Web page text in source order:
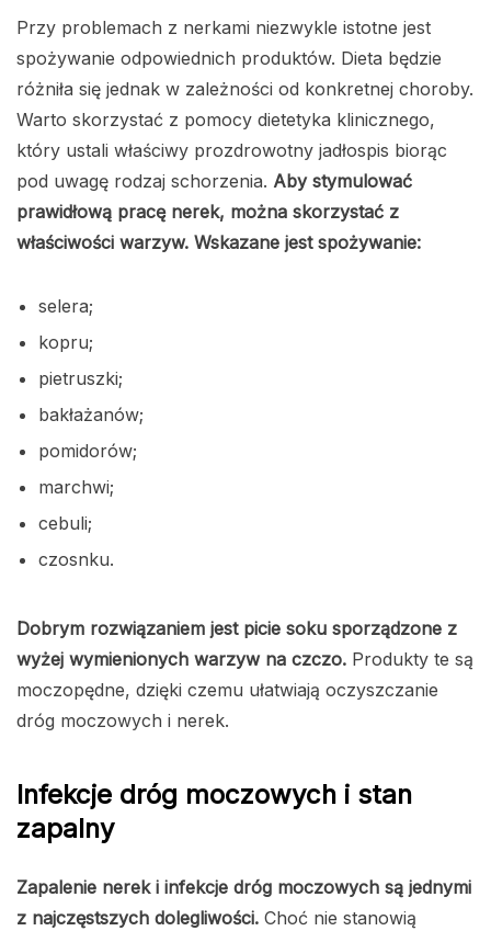
Przy problemach z nerkami niezwykle istotne jest
spożywanie odpowiednich produktów. Dieta będzie
różniła się jednak w zależności od konkretnej choroby.
Warto skorzystać z pomocy dietetyka klinicznego,
który ustali właściwy prozdrowotny jadłospis biorąc
pod uwagę rodzaj schorzenia. Aby stymulować
prawidłową pracę nerek, można skorzystać z
właściwości warzyw. Wskazane jest spożywanie:
selera;
kopru;
pietruszki;
bakłażanów;
pomidorów;
marchwi;
cebuli;
czosnku.
Dobrym rozwiązaniem jest picie soku sporządzone z
wyżej wymienionych warzyw na czczo. Produkty te są
moczopędne, dzięki czemu ułatwiają oczyszczanie
dróg moczowych i nerek.
Infekcje dróg moczowych i stan
zapalny
Zapalenie nerek i infekcje dróg moczowych są jednymi
z najczęstszych dolegliwości. Choć nie stanowią